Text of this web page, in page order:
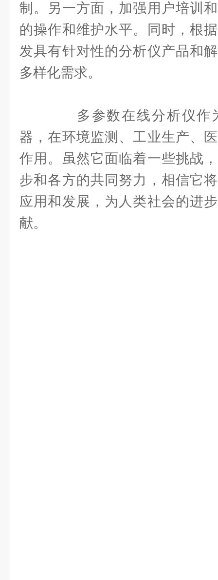
制。另一方面，加强用户培训
的操作和维护水平。同时，根
发具有针对性的分析仪产品和
多样化需求。
多参数在线分析仪作
器，在环境监测、工业生产、
作用。虽然它面临着一些挑战
步和各方的共同努力，相信它
应用和发展，为人类社会的进
献。